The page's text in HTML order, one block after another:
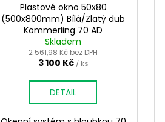
Plastové okno 50x80
(500x800mm) Bílá/Zlatý dub
Kömmerling 70 AD
Skladem
2 561,98 Kč bez DPH
3 100 Kč / ks
DETAIL